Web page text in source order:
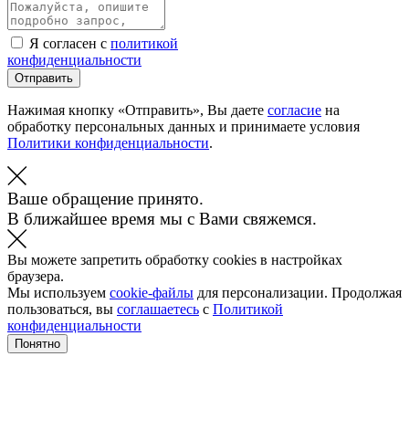
Я согласен с политикой
конфиденциальности
Отправить
Нажимая кнопку «Отправить», Вы даете согласие на
обработку персональных данных и принимаете условия
Политики конфиденциальности.
Ваше обращение принято.
В ближайшее время мы с Вами свяжемся.
Вы можете запретить обработку cookies в настройках
браузера.
Мы используем cookie-файлы для персонализации. Продолжая
пользоваться, вы соглашаетесь с Политикой
конфиденциальности
Понятно